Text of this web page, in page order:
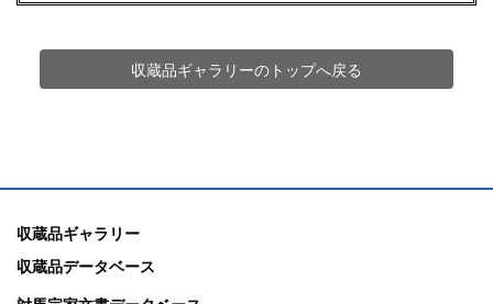
収蔵品ギャラリーのトップへ戻る
収蔵品ギャラリー
収蔵品データベース